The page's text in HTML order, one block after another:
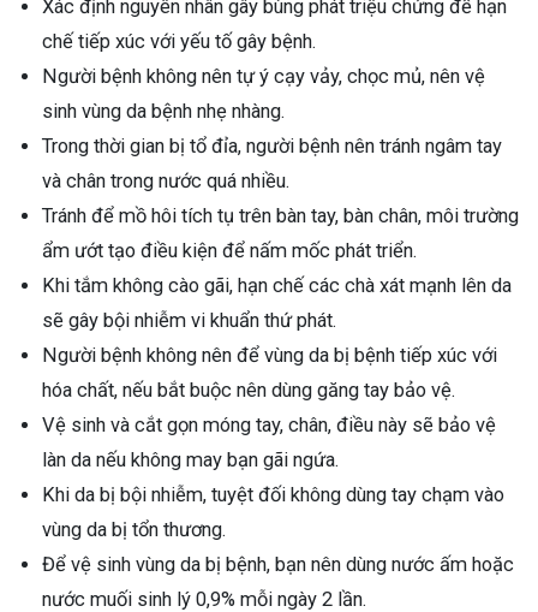
Xác định nguyên nhân gây bùng phát triệu chứng để hạn
chế tiếp xúc với yếu tố gây bệnh.
Người bệnh không nên tự ý cạy vảy, chọc mủ, nên vệ
sinh vùng da bệnh nhẹ nhàng.
Trong thời gian bị tổ đỉa, người bệnh nên tránh ngâm tay
và chân trong nước quá nhiều.
Tránh để mồ hôi tích tụ trên bàn tay, bàn chân, môi trường
ẩm ướt tạo điều kiện để nấm mốc phát triển.
Khi tắm không cào gãi, hạn chế các chà xát mạnh lên da
sẽ gây bội nhiễm vi khuẩn thứ phát.
Người bệnh không nên để vùng da bị bệnh tiếp xúc với
hóa chất, nếu bắt buộc nên dùng găng tay bảo vệ.
Vệ sinh và cắt gọn móng tay, chân, điều này sẽ bảo vệ
làn da nếu không may bạn gãi ngứa.
Khi da bị bội nhiễm, tuyệt đối không dùng tay chạm vào
vùng da bị tổn thương.
Để vệ sinh vùng da bị bệnh, bạn nên dùng nước ấm hoặc
nước muối sinh lý 0,9% mỗi ngày 2 lần.